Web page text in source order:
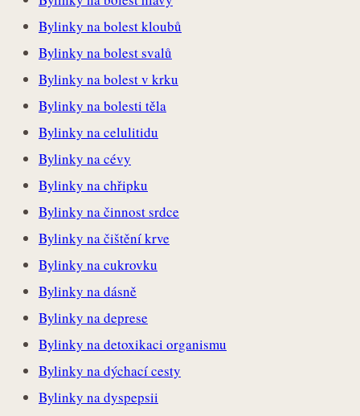
Bylinky na bolest kloubů
Bylinky na bolest svalů
Bylinky na bolest v krku
Bylinky na bolesti těla
Bylinky na celulitidu
Bylinky na cévy
Bylinky na chřipku
Bylinky na činnost srdce
Bylinky na čištění krve
Bylinky na cukrovku
Bylinky na dásně
Bylinky na deprese
Bylinky na detoxikaci organismu
Bylinky na dýchací cesty
Bylinky na dyspepsii